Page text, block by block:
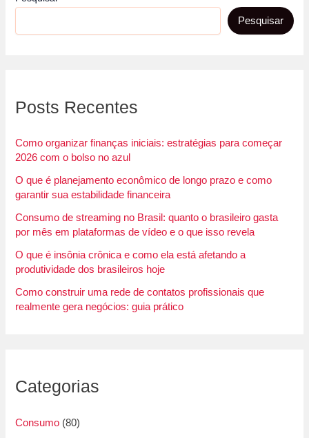
Pesquisar
Posts Recentes
Como organizar finanças iniciais: estratégias para começar
2026 com o bolso no azul
O que é planejamento econômico de longo prazo e como
garantir sua estabilidade financeira
Consumo de streaming no Brasil: quanto o brasileiro gasta
por mês em plataformas de vídeo e o que isso revela
O que é insônia crônica e como ela está afetando a
produtividade dos brasileiros hoje
Como construir uma rede de contatos profissionais que
realmente gera negócios: guia prático
Categorias
Consumo (80)